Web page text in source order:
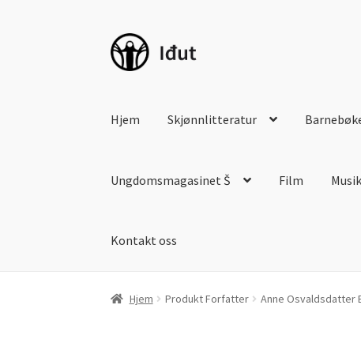
Hopp
til
Hopp
til
Hjem Skjønnlitteratur
Ungdomsmagasinet Š Film
Kontakt oss
Hjem Produkt Forfatter Anne Osvaldsdatter